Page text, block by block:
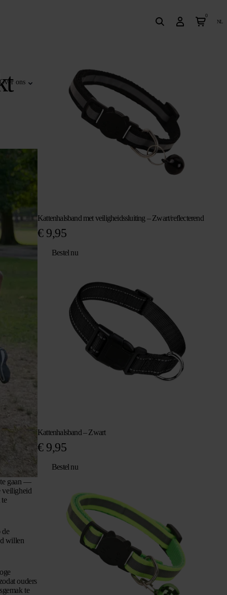
Over ons
0
nl
te gaan —
veiligheid
de
willen
ouders
te
Kattenhalsband met veiligheidssluiting – Zwart/reflecterend
€9,95
Bestel nu
Kattenhalsband – Zwart
€9,95
Bestel nu